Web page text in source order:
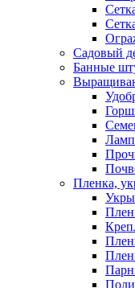
Садовый
Банные
Пленка,